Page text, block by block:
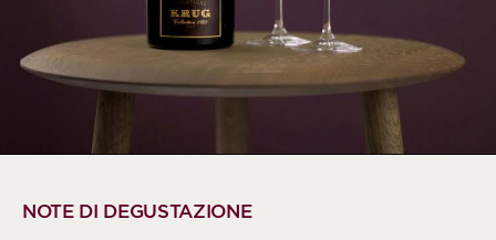
NOTE DI DEGUSTAZIONE